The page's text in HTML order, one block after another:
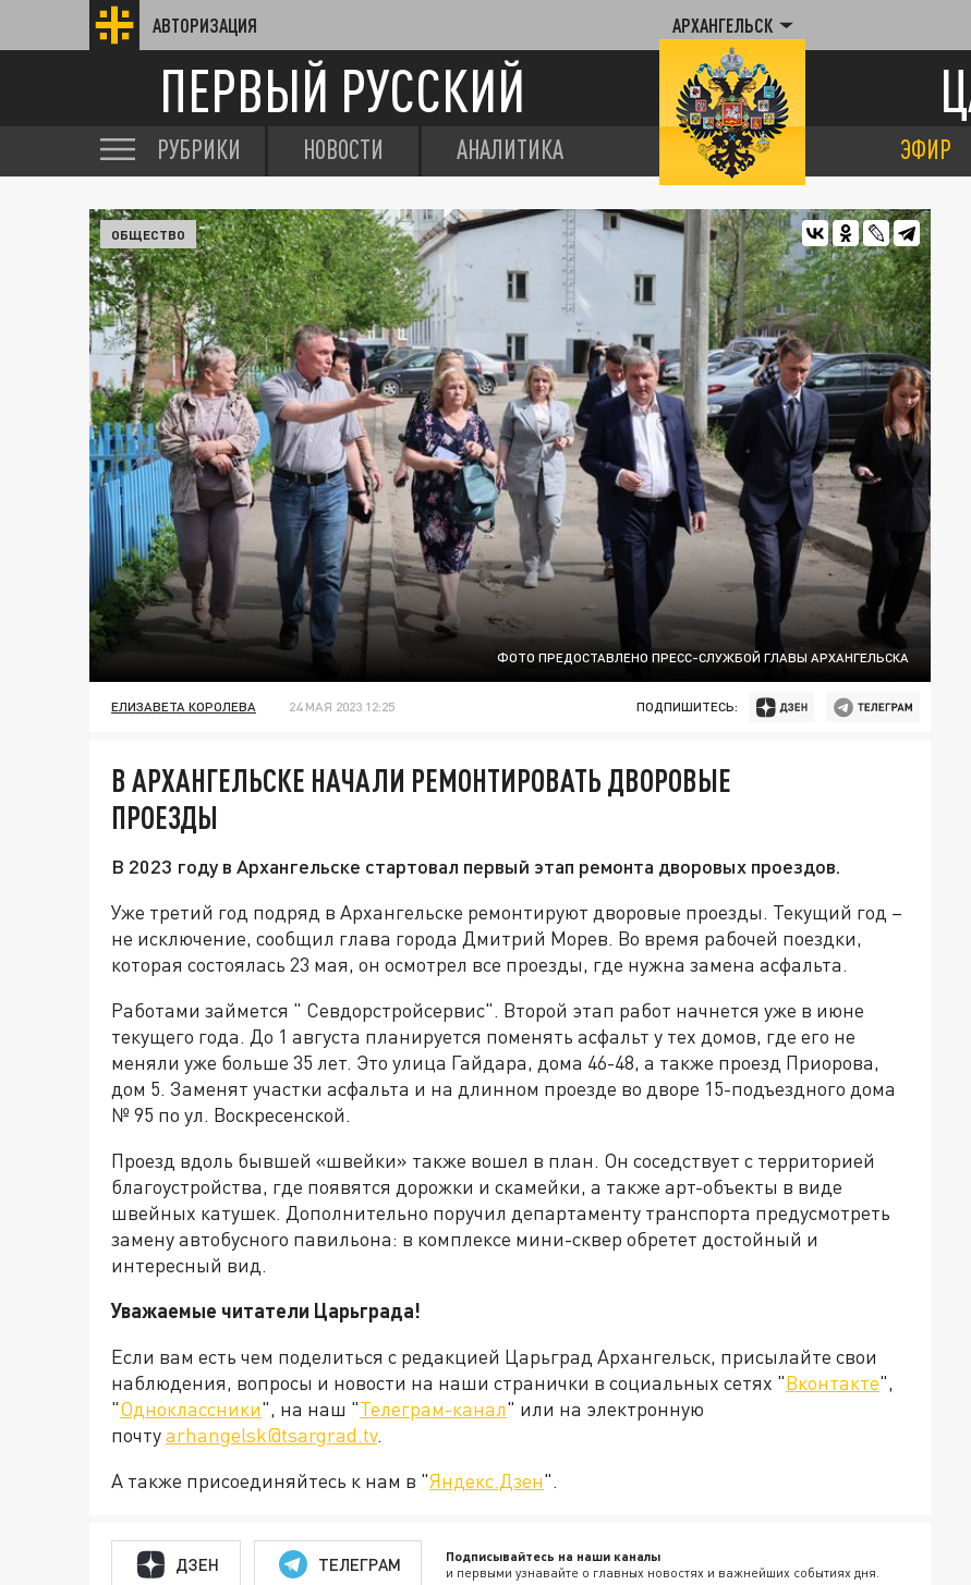
АВТОРИЗАЦИЯ АРХАНГЕЛЬСК
ПЕРВЫЙ РУССКИЙ
РУБРИКИ НОВОСТИ АНАЛИТИКА ЭФИР
ФОТО ПРЕДОСТАВЛЕНО ПРЕСС-СЛУЖБОЙ ГЛАВЫ АРХАНГЕЛЬСКА
ОБЩЕСТВО
ЕЛИЗАВЕТА КОРОЛЕВА 24 МАЯ 2023 12:25 ПОДПИШИТЕСЬ:
В АРХАНГЕЛЬСКЕ НАЧАЛИ РЕМОНТИРОВАТЬ ДВОРОВЫЕ
ПРОЕЗДЫ
В 2023 году в Архангельске стартовал первый этап ремонта дворовых проездов.
Уже третий год подряд в Архангельске ремонтируют дворовые проезды. Текущий год –
не исключение, сообщил глава города Дмитрий Морев. Во время рабочей поездки,
которая состоялась 23 мая, он осмотрел все проезды, где нужна замена асфальта.
Работами займется " Севдорстройсервис". Второй этап работ начнется уже в июне
текущего года. До 1 августа планируется поменять асфальт у тех домов, где его не
меняли уже больше 35 лет. Это улица Гайдара, дома 46-48, а также проезд Приорова,
дом 5. Заменят участки асфальта и на длинном проезде во дворе 15-подъездного дома
№ 95 по ул. Воскресенской.
Проезд вдоль бывшей «швейки» также вошел в план. Он соседствует с территорией
благоустройства, где появятся дорожки и скамейки, а также арт-объекты в виде
швейных катушек. Дополнительно поручил департаменту транспорта предусмотреть
замену автобусного павильона: в комплексе мини-сквер обретет достойный и
интересный вид.
Уважаемые читатели Царьграда!
Если вам есть чем поделиться с редакцией Царьград Архангельск, присылайте свои
наблюдения, вопросы и новости на наши странички в социальных сетях "Вконтакте",
"Одноклассники", на наш "Телеграм-канал" или на электронную
почтуarhangelsk@tsargrad.tv.
А также присоединяйтесь к нам в "Яндекс.Дзен".
ДЗЕН ТЕЛЕГРАМ Подписывайтесь на наши каналы
и первыми узнавайте о главных новостях и важнейших событиях дня.